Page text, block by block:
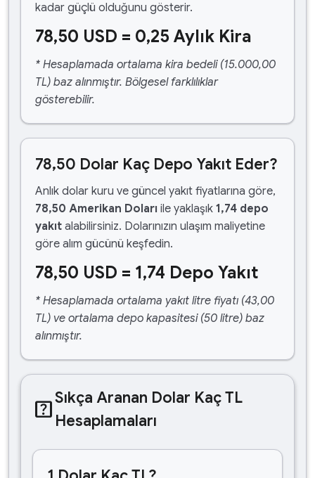
kadar güçlü olduğunu gösterir.
78,50 USD = 0,25 Aylık Kira
* Hesaplamada ortalama kira bedeli (15.000,00
TL) baz alınmıştır. Bölgesel farklılıklar
gösterebilir.
78,50 Dolar Kaç Depo Yakıt Eder?
Anlık dolar kuru ve güncel yakıt fiyatlarına göre,
78,50 Amerikan Doları ile yaklaşık 1,74 depo
yakıt alabilirsiniz. Dolarınızın ulaşım maliyetine
göre alım gücünü keşfedin.
78,50 USD = 1,74 Depo Yakıt
* Hesaplamada ortalama yakıt litre fiyatı (43,00
TL) ve ortalama depo kapasitesi (50 litre) baz
alınmıştır.
help_centerSıkça Aranan Dolar Kaç TL
Hesaplamaları